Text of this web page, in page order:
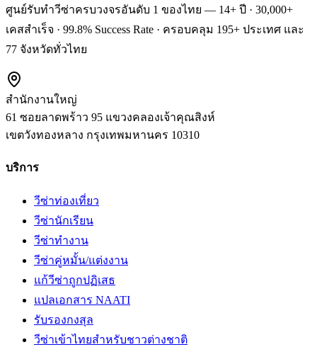
ศูนย์รับทำวีซ่าครบวงจรอันดับ 1 ของไทย — 14+ ปี · 30,000+
เคสสำเร็จ · 99.8% Success Rate · ครอบคลุม 195+ ประเทศ และ
77 จังหวัดทั่วไทย
สำนักงานใหญ่
61 ซอยลาดพร้าว 95 แขวงคลองเจ้าคุณสิงห์
เขตวังทองหลาง กรุงเทพมหานคร 10310
บริการ
วีซ่าท่องเที่ยว
วีซ่านักเรียน
วีซ่าทำงาน
วีซ่าคู่หมั้น/แต่งงาน
แก้วีซ่าถูกปฏิเสธ
แปลเอกสาร NAATI
รับรองกงสุล
วีซ่าเข้าไทยสำหรับชาวต่างชาติ